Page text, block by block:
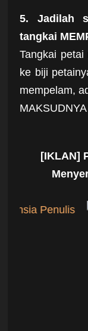
5. Jadilah
tangkai
Tangkai
ke biji
mempelam,
[IKLAN]